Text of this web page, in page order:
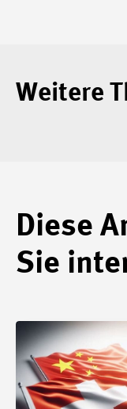
Weitere
Diese
Sie